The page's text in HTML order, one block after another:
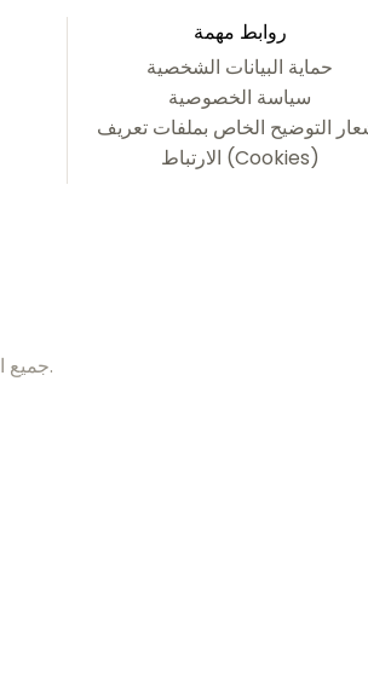
روابط مهمة
حماية البيانات الشخصية
سياسة الخصوصية
التوضيح الخاص بملفات تعريف
الارتباط (Cookies)
| جميع الحقوق محفوظة.